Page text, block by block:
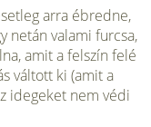
arra ébredne,
netán valami furcsa,
amit a felszín felé
váltott ki (amit a
idegeket nem védi